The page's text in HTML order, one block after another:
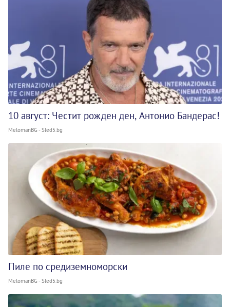
10 август: Честит рожден ден, Антонио Бандерас!
MelomanBG - Sled5.bg
Пиле по средиземноморски
MelomanBG - Sled5.bg